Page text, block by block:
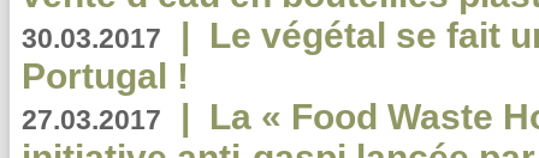
30.03.2017 | Le végétal se fait
Portugal !
27.03.2017 | La « Food Waste